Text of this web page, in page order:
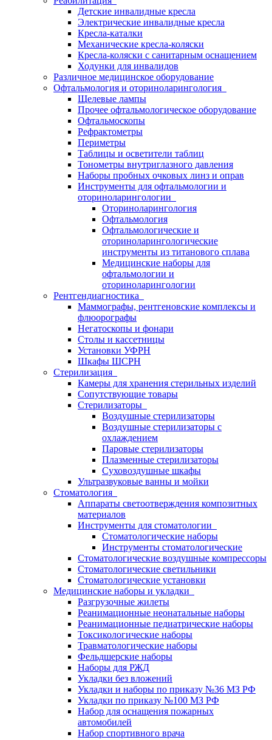
Детские инвалидные кресла
Электрические инвалидные кресла
Кресла-каталки
Механические кресла-коляски
Кресла-коляски с санитарным оснащением
Ходунки для инвалидов
Различное медицинское оборудование
Офтальмология и оториноларингология
Щелевые лампы
Прочее офтальмологическое оборудование
Офтальмоскопы
Рефрактометры
Периметры
Таблицы и осветители таблиц
Тонометры внутриглазного давления
Наборы пробных очковых линз и оправ
Инструменты для офтальмологии и
оториноларингологии
Оториноларингология
Офтальмология
Офтальмологические и
оториноларингологические
инструменты из титанового сплава
Медицинские наборы для
офтальмологии и
оториноларингологии
Рентгендиагностика
Маммографы, рентгеновские комплексы и
флюорографы
Негатоскопы и фонари
Столы и кассетницы
Установки УФРН
Шкафы ШСРН
Стерилизация
Камеры для хранения стерильных изделий
Сопутствующие товары
Стерилизаторы
Воздушные стерилизаторы
Воздушные стерилизаторы с
охлаждением
Паровые стерилизаторы
Плазменные стерилизаторы
Суховоздушные шкафы
Ультразвуковые ванны и мойки
Стоматология
Аппараты светоотверждения композитных
материалов
Инструменты для стоматологии
Стоматологические наборы
Инструменты стоматологические
Стоматологические воздушные компрессоры
Стоматологические светильники
Стоматологические установки
Медицинские наборы и укладки
Разгрузочные жилеты
Реанимационные неонатальные наборы
Реанимационные педиатрические наборы
Токсикологические наборы
Травматологические наборы
Фельдшерские наборы
Наборы для РЖД
Укладки без вложений
Укладки и наборы по приказу №36 МЗ РФ
Укладки по приказу №100 МЗ РФ
Набор для оснащения пожарных
автомобилей
Набор спортивного врача